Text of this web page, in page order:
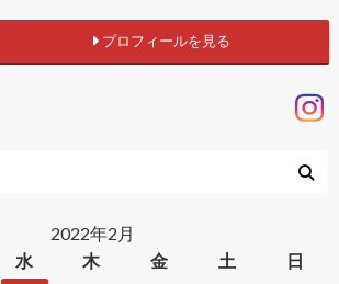
プロフィールを見る
2022年2月
水 木 金 土
日